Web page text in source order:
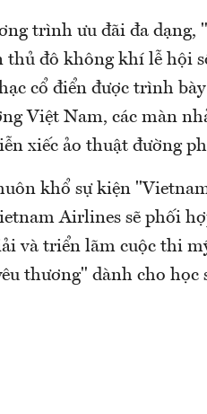
trình ưu đãi đa dạng,
thủ đô không khí lễ hội
cổ điển được trình
Việt Nam, các màn
xiếc ảo thuật đường
khổ sự kiện
Airlines sẽ phối
và triển lãm cuộc thi
thương" dành cho học